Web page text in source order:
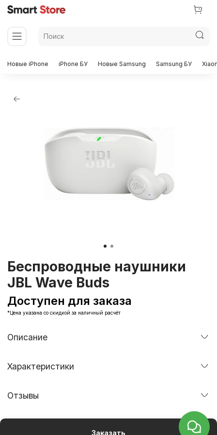
Новые iPhone iPhone БУ Новые Samsung Samsung БУ
Беспроводные наушники
JBL Wave Buds
Доступен для заказа
*Цена указана со скидкой за наличный расчёт
Заказать
Описание
Характеристики
Отзывы